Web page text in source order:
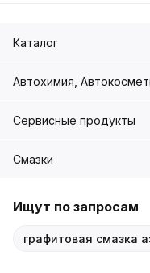
Каталог
Автохимия,
Сервисные продукты
Смазки
Ищут по запросам
графитовая смазка